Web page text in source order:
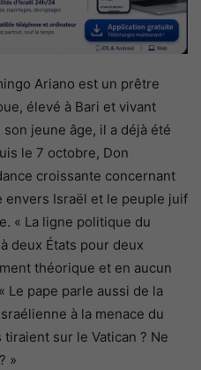
Ariano est un prêtre
élevé à Bari et vivant
jeune âge, il a déjà été
le 7 octobre, Don
croissante concernant
envers Israël et le peuple juif
« La ligne politique du
deux États pour deux
théorique et en aucun
Le pape parle aussi de la
à la menace du
tiraient sur le Vatican ? Ne
»